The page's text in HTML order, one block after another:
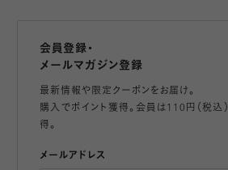
会員登録・
メールマガジン登録
最新情報や限定クーポンをお届け。
購入でポイント獲得。会員は110円（税込
得。
メールアドレス